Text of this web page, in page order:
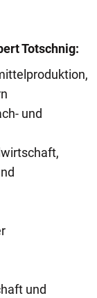
Totschnig:
und
und